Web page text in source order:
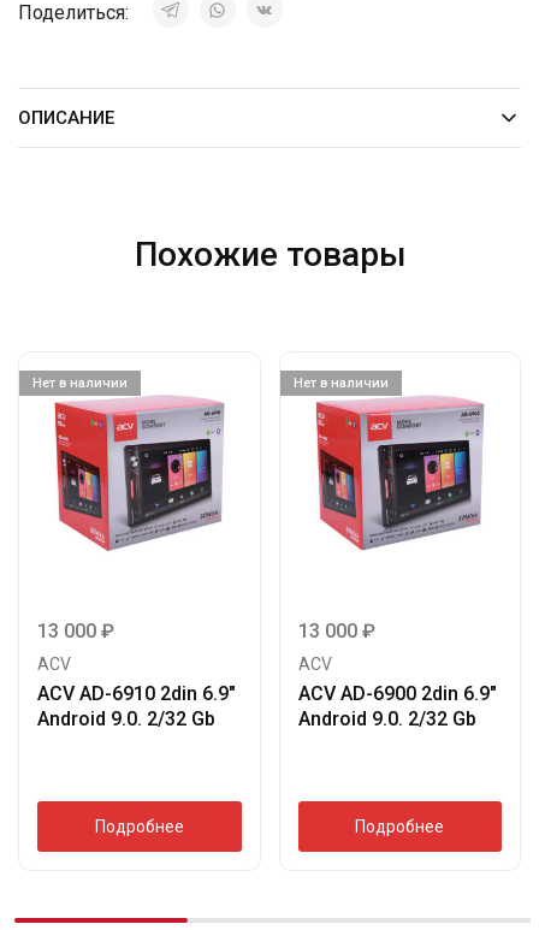
Поделиться:
ОПИСАНИЕ
Похожие товары
Нет в наличии
13 000 ₽
ACV
ACV AD-6910 2din 6.9″
Android 9.0. 2/32 Gb
Подробнее
Нет в наличии
13 000 ₽
ACV
ACV AD-6900 2din 6.9″
Android 9.0. 2/32 Gb
Подробнее